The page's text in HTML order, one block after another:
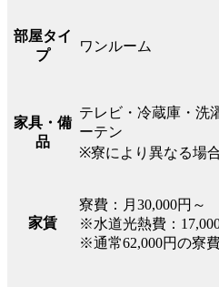
部屋タイ
プ
ワンルーム
家具・備
品
テレビ・冷蔵庫・洗
ーテン
※寮により異なる場
家賃
寮費：月30,000円～
※水道光熱費：
※通常62,000円の寮